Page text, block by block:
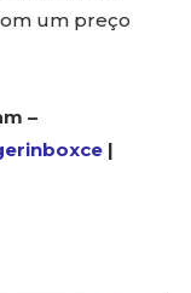
um preço
–
|